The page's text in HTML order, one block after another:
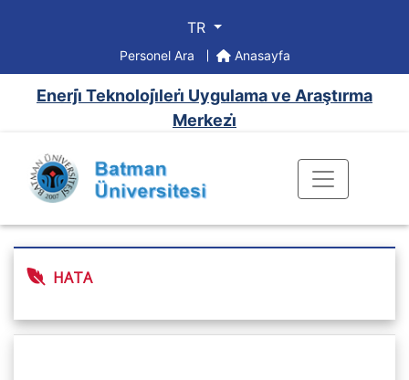
TR
Personel Ara Anasayfa
Enerji̇ Teknoloji̇leri̇ Uygulama ve Araştırma
Merkezi̇
HATA